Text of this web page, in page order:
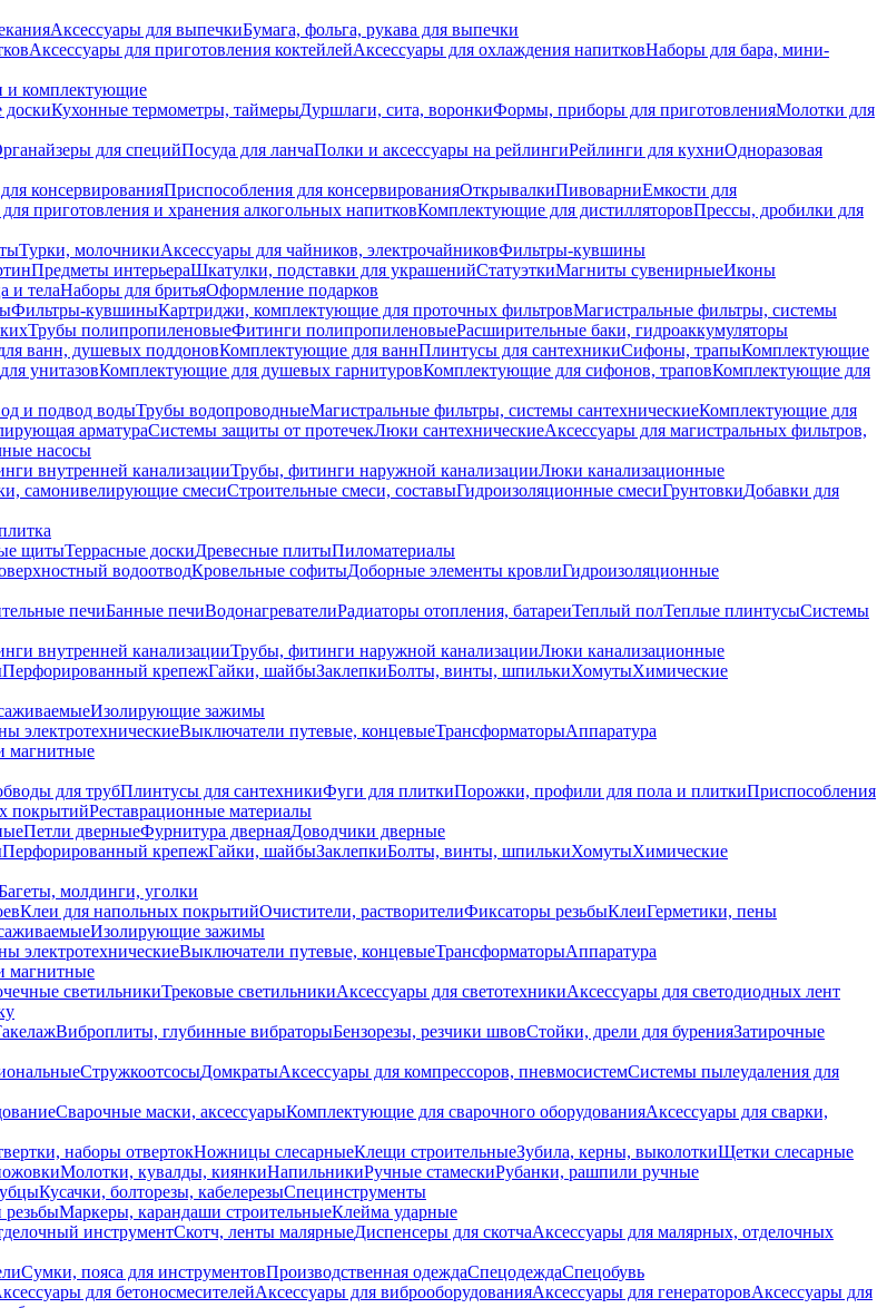
Аксессуары для выпечкиБумага, фольга, рукава для выпечки
Аксессуары для приготовления коктейлейАксессуары для охлаждения напитковНаборы для бара, мини-
и комплектующие
доскиКухонные термометры, таймерыДуршлаги, сита, воронкиФормы, приборы для приготовленияМолотки для
для специйПосуда для ланчаПолки и аксессуары на рейлингиРейлинги для кухниОдноразовая
консервированияПриспособления для консервированияОткрывалкиПивоварниЕмкости для
приготовления и хранения алкогольных напитковКомплектующие для дистилляторовПрессы, дробилки для
Турки, молочникиАксессуары для чайников, электрочайниковФильтры-кувшины
Предметы интерьераШкатулки, подставки для украшенийСтатуэткиМагниты сувенирныеИконы
и телаНаборы для бритьяОформление подарков
Фильтры-кувшиныКартриджи, комплектующие для проточных фильтровМагистральные фильтры, системы
Трубы полипропиленовыеФитинги полипропиленовыеРасширительные баки, гидроаккумуляторы
ванн, душевых поддоновКомплектующие для ваннПлинтусы для сантехникиСифоны, трапыКомплектующие
унитазовКомплектующие для душевых гарнитуровКомплектующие для сифонов, траповКомплектующие для
и подвод водыТрубы водопроводныеМагистральные фильтры, системы сантехническиеКомплектующие для
арматураСистемы защиты от протечекЛюки сантехническиеАксессуары для магистральных фильтров,
насосы
внутренней канализацииТрубы, фитинги наружной канализацииЛюки канализационные
самонивелирующие смесиСтроительные смеси, составыГидроизоляционные смесиГрунтовкиДобавки для
щитыТеррасные доскиДревесные плитыПиломатериалы
водоотводКровельные софитыДоборные элементы кровлиГидроизоляционные
печиБанные печиВодонагревателиРадиаторы отопления, батареиТеплый полТеплые плинтусыСистемы
внутренней канализацииТрубы, фитинги наружной канализацииЛюки канализационные
Перфорированный крепежГайки, шайбыЗаклепкиБолты, винты, шпилькиХомутыХимические
Изолирующие зажимы
электротехническиеВыключатели путевые, концевыеТрансформаторыАппаратура
магнитные
для трубПлинтусы для сантехникиФуги для плиткиПорожки, профили для пола и плиткиПриспособления
покрытийРеставрационные материалы
Петли дверныеФурнитура двернаяДоводчики дверные
Перфорированный крепежГайки, шайбыЗаклепкиБолты, винты, шпилькиХомутыХимические
молдинги, уголки
Клеи для напольных покрытийОчистители, растворителиФиксаторы резьбыКлеиГерметики, пены
Изолирующие зажимы
электротехническиеВыключатели путевые, концевыеТрансформаторыАппаратура
магнитные
светильникиТрековые светильникиАксессуары для светотехникиАксессуары для светодиодных лент
Виброплиты, глубинные вибраторыБензорезы, резчики швовСтойки, дрели для буренияЗатирочные
СтружкоотсосыДомкратыАксессуары для компрессоров, пневмосистемСистемы пылеудаления для
Сварочные маски, аксессуарыКомплектующие для сварочного оборудованияАксессуары для сварки,
наборы отвертокНожницы слесарныеКлещи строительныеЗубила, керны, выколоткиЩетки слесарные
Молотки, кувалды, киянкиНапильникиРучные стамескиРубанки, рашпили ручные
Кусачки, болторезы, кабелерезыСпецинструменты
резьбыМаркеры, карандаши строительныеКлейма ударные
инструментСкотч, ленты малярныеДиспенсеры для скотчаАксессуары для малярных, отделочных
Сумки, пояса для инструментовПроизводственная одеждаСпецодеждаСпецобувь
для бетоносмесителейАксессуары для виброоборудованияАксессуары для генераторовАксессуары для